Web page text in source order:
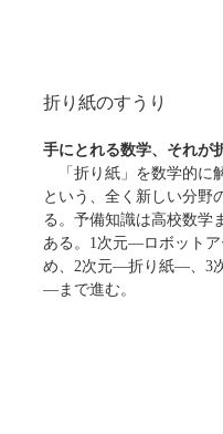
折り紙のすうり
手にとれる数学、それが
「折り紙」を数学的に
という、全く新しい分野
る。予備知識は高校数学
ある。1次元―ロボット
め、2次元―折り紙―、3
―まで進む。
想定読者を数学初学者